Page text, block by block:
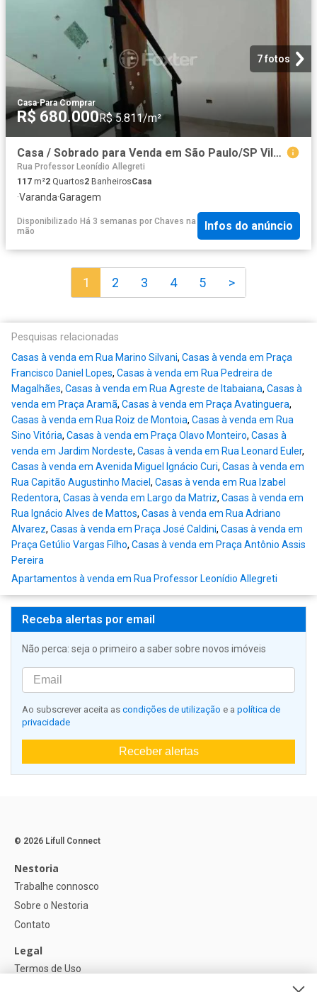
7 fotos
Casa·Para Comprar
R$ 680.000R$ 5.811/m²
Casa / Sobrado para Venda em São Paulo/SP Vila Santa Teresa Zona Leste 2 Quartos
Rua Professor Leonídio Allegreti
117 m²2 Quartos2 BanheirosCasa
·Varanda·Garagem
Disponibilizado Há 3 semanas por Chaves na
mão
Infos do anúncio
1 2 3 4 5 >
Pesquisas relacionadas
Casas à venda em Rua Marino Silvani, Casas à venda em Praça
Francisco Daniel Lopes, Casas à venda em Rua Pedreira de
Magalhães, Casas à venda em Rua Agreste de Itabaiana, Casas à
venda em Praça Aramã, Casas à venda em Praça Avatinguera,
Casas à venda em Rua Roiz de Montoia, Casas à venda em Rua
Sino Vitória, Casas à venda em Praça Olavo Monteiro, Casas à
venda em Jardim Nordeste, Casas à venda em Rua Leonard Euler,
Casas à venda em Avenida Miguel Ignácio Curi, Casas à venda em
Rua Capitão Augustinho Maciel , Casas à venda em Rua Izabel
Redentora, Casas à venda em Largo da Matriz, Casas à venda em
Rua Ignácio Alves de Mattos, Casas à venda em Rua Adriano
Alvarez, Casas à venda em Praça José Caldini, Casas à venda em
Praça Getúlio Vargas Filho, Casas à venda em Praça Antônio Assis
Pereira
Apartamentos à venda em Rua Professor Leonídio Allegreti
Receba alertas por email
Não perca: seja o primeiro a saber sobre novos imóveis
Ao subscrever aceita as condições de utilização e a política de
privacidade
Receber alertas
© 2026 Lifull Connect
Nestoria
Trabalhe connosco
Sobre o Nestoria
Contato
Legal
Termos de Uso